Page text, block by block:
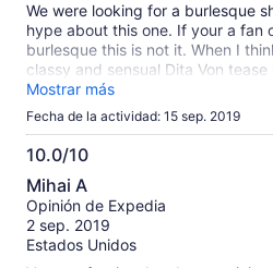
We were looking for a burlesque
hype about this one. If your a fan
burlesque this is not it. When I
classy and sensual Dita Von
nothing more then an overpriced
VIP which really didn't mean
was the comedian that came out
was fantastic. All in all we snuck
recommend but thats just me.
fashion classy burlesque not a
Mostrar más
Fecha de la actividad: 15 sep. 2019
10.0/10
10.0
de
10
Mihai A
Opinión de Expedia
2 sep. 2019
Estados Unidos